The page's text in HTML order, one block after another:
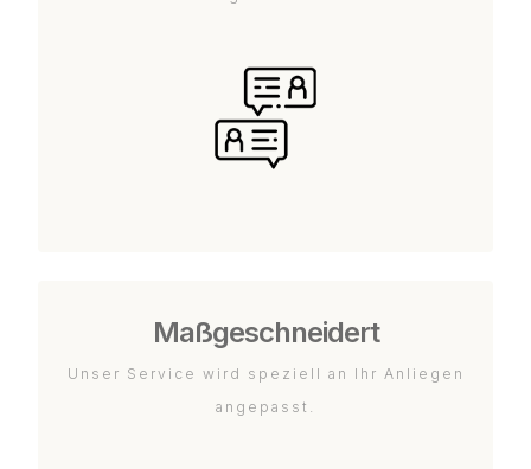
Maßgeschneidert
Unser Service wird speziell an Ihr Anliegen
angepasst.